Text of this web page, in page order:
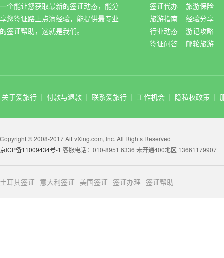
一个能让您获取最新的签证动态，能分
享您签证路上点滴经验，能提供最专业
的签证帮助，这就是我们。
签证代办
旅游保险
旅游指南
经验分享
行业动态
游记攻略
签证问答
邮轮旅游
关于爱旅行 | 付款与退款 | 联系爱旅行 | 工作机会 | 隐私权政策 |
Copyright © 2008-2017 AiLvXing.com, Inc. All Rights Reserved
京ICP备11009434号-1 客服电话：010-8951 6336 未开通400地区 13661179907
土耳其签证 意大利签证 美国签证 签证办理 签证帮助